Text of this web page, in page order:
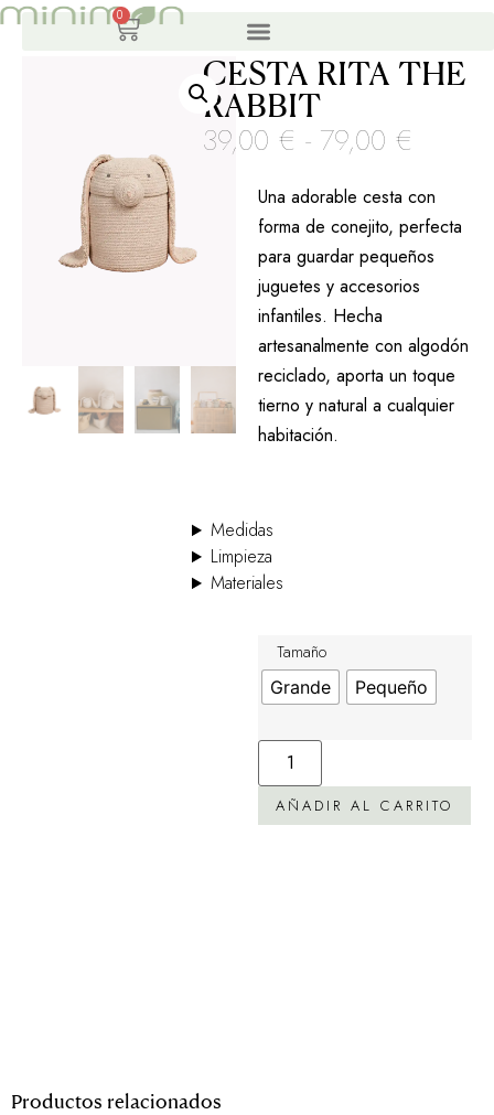
0
CESTA RITA THE
RABBIT
39,00 € - 79,00 €
Una adorable cesta con
forma de conejito, perfecta
para guardar pequeños
juguetes y accesorios
infantiles. Hecha
artesanalmente con algodón
reciclado, aporta un toque
tierno y natural a cualquier
habitación.
Medidas
Limpieza
Materiales
Tamaño
Grande
Pequeño
AÑADIR AL CARRITO
Productos relacionados